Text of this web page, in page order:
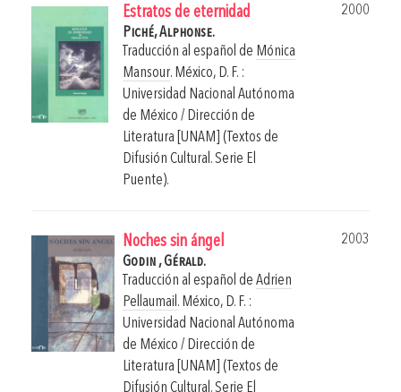
Estratos de eternidad
2000
Piché, Alphonse.
Traducción al español de Mónica
Mansour. México, D. F. :
Universidad Nacional Autónoma
de México / Dirección de
Literatura [UNAM] (Textos de
Difusión Cultural. Serie El
Puente).
Noches sin ángel
2003
Godin , Gérald.
Traducción al español de Adrien
Pellaumail . México, D. F. :
Universidad Nacional Autónoma
de México / Dirección de
Literatura [UNAM] (Textos de
Difusión Cultural. Serie El